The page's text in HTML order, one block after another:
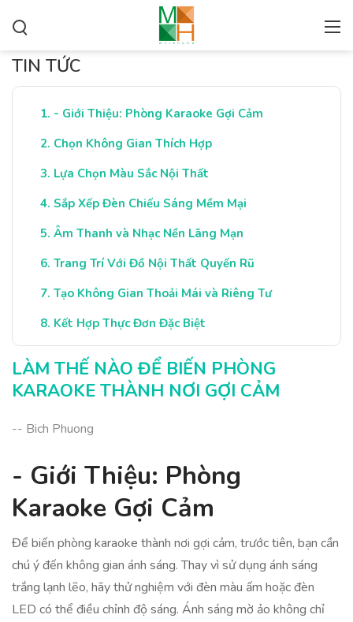
TIN TỨC
- Giới Thiệu: Phòng Karaoke Gợi Cảm
Chọn Không Gian Thích Hợp
Lựa Chọn Màu Sắc Nội Thất
Sắp Xếp Đèn Chiếu Sáng Mềm Mại
Âm Thanh và Nhạc Nền Lãng Mạn
Trang Trí Với Đồ Nội Thất Quyến Rũ
Tạo Không Gian Thoải Mái và Riêng Tư
Kết Hợp Thực Đơn Đặc Biệt
Kết Luận: Biến Đổi Phòng Karaoke Thành Nơi
Gợi Cảm
LÀM THẾ NÀO ĐỂ BIẾN PHÒNG
KARAOKE THÀNH NƠI GỢI CẢM
-- Bich Phuong
- Giới Thiệu: Phòng
Karaoke Gợi Cảm
Để biến phòng karaoke thành nơi gợi cảm, trước tiên, bạn cần
chú ý đến không gian ánh sáng. Thay vì sử dụng ánh sáng
trắng lạnh lẽo, hãy thử nghiệm với đèn màu ấm hoặc đèn
LED có thể điều chỉnh độ sáng. Ánh sáng mờ ảo không chỉ